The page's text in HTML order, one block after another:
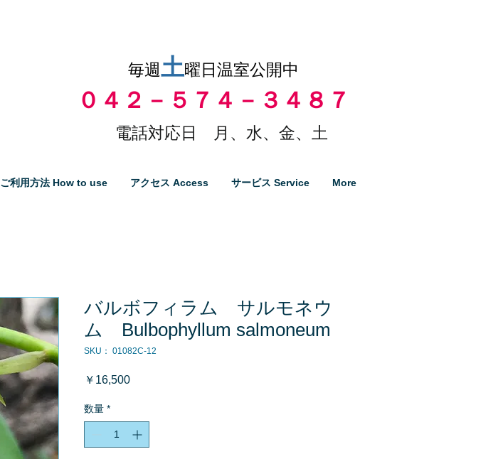
毎週土曜日温室公開中
０４２－５７４－３４８７
電話対応日 月、水、金、土
ご利用方法 How to use アクセス Access サービス Service More
バルボフィラム サルモネウ
ム Bulbophyllum salmoneum
SKU： 01082C-12
￥16,500価
数量 *